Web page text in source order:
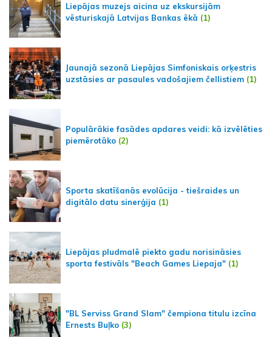
Liepājas muzejs aicina uz ekskursijām
vēsturiskajā Latvijas Bankas ēkā (1)
Jaunajā sezonā Liepājas Simfoniskais orķestris
uzstāsies ar pasaules vadošajiem čellistiem (1)
Populārākie fasādes apdares veidi: kā izvēlēties
piemērotāko (2)
Sporta skatīšanās evolūcija - tiešraides un
digitālo datu sinerģija (1)
Liepājas pludmalē piekto gadu norisināsies
sporta festivāls "Beach Games Liepaja" (1)
"BL Serviss Grand Slam" čempiona titulu izcīna
Ernests Buļko (3)